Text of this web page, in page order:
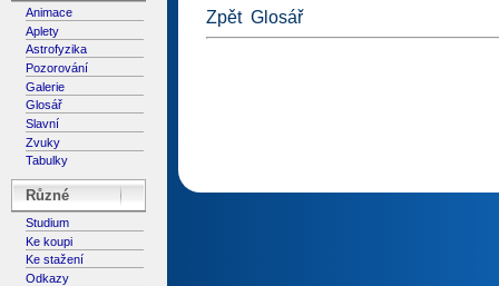
Animace
Aplety
Astrofyzika
Pozorování
Galerie
Glosář
Slavní
Zvuky
Tabulky
Různé
Studium
Ke koupi
Ke stažení
Odkazy
Zpět Glosář